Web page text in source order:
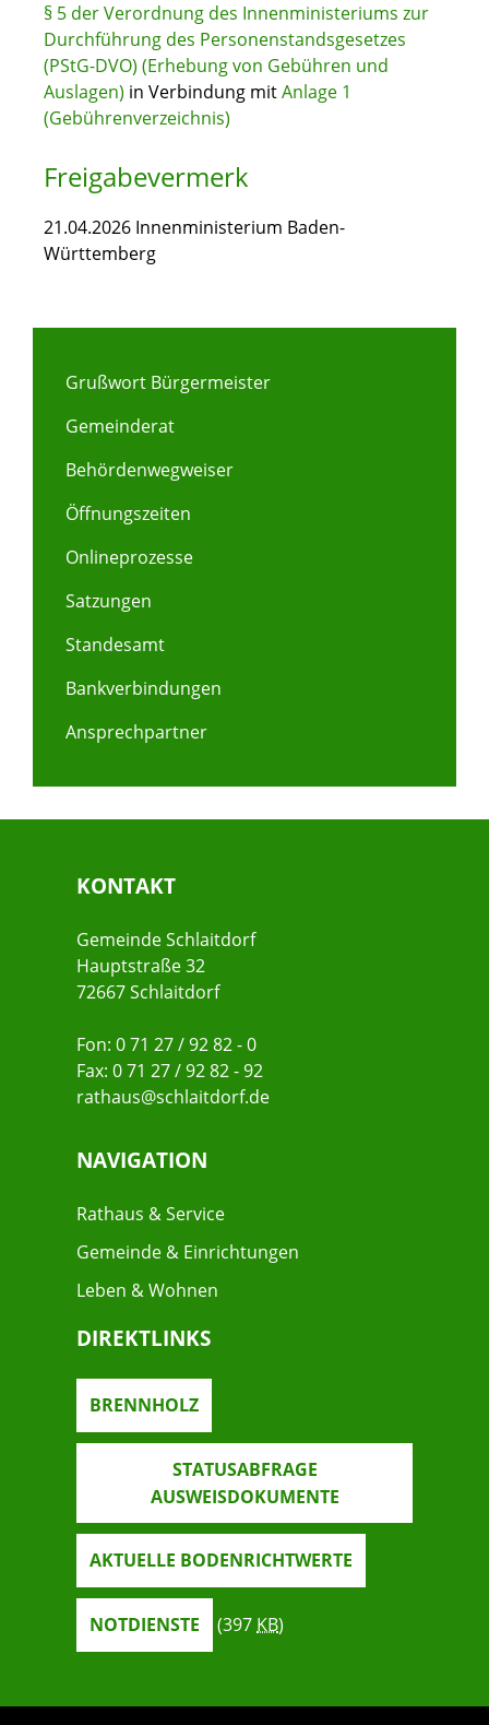
§ 5 der Verordnung des Innenministeriums zur
Durchführung des Personenstandsgesetzes
(PStG-DVO) (Erhebung von Gebühren und
Auslagen) in Verbindung mitAnlage 1
(Gebührenverzeichnis)
Freigabevermerk
21.04.2026 Innenministerium Baden-
Württemberg
Grußwort Bürgermeister
Gemeinderat
Behördenwegweiser
Öffnungszeiten
Onlineprozesse
Satzungen
Standesamt
Bankverbindungen
Ansprechpartner
KONTAKT
Gemeinde Schlaitdorf
Hauptstraße 32
72667 Schlaitdorf
Fon: 0 71 27 / 92 82 - 0
Fax: 0 71 27 / 92 82 - 92
rathaus@schlaitdorf.de
NAVIGATION
Rathaus & Service
Gemeinde & Einrichtungen
Leben & Wohnen
DIREKTLINKS
BRENNHOLZ
STATUSABFRAGE
AUSWEISDOKUMENTE
AKTUELLE BODENRICHTWERTE
NOTDIENSTE (397 KB)